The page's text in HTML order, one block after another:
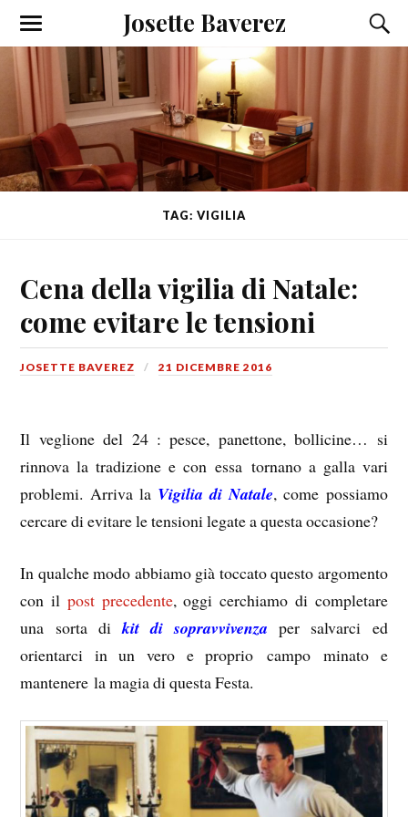
Josette Baverez
TAG: VIGILIA
Cena della vigilia di Natale:
come evitare le tensioni
JOSETTE BAVEREZ 21 DICEMBRE 2016
Il veglione del 24 : pesce, panettone, bollicine… si
rinnova la tradizione e con essa tornano a galla vari
problemi. Arriva la Vigilia di Natale, come possiamo
cercare di evitare le tensioni legate a questa occasione?
In qualche modo abbiamo già toccato questo argomento
con il post precedente, oggi cerchiamo di completare
una sorta dikit di sopravvivenza per salvarci ed
orientarci in un vero e proprio campo minato e
mantenere la magia di questa Festa.